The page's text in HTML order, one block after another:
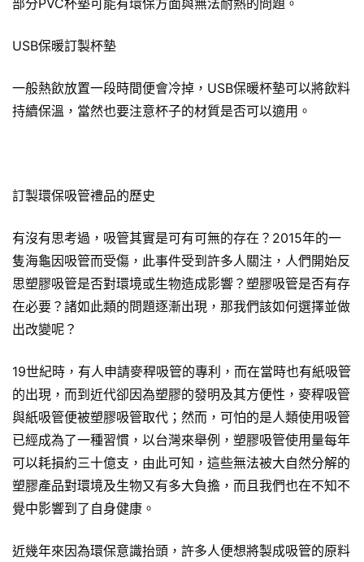
部分PVC杯墊可能有環保方面與無法耐熱的問題。
USB保暖訂製杯墊
一般熱飲放置一段時間便會冷掉，USB保暖杯墊可以將飲料
持續保溫，當然也要注意杯子的材質是否可以適用。
訂製環保吸管禮品的歷史
有沒有思考過，吸管其實是可有可無的存在？2015年的一
隻海龜因吸管而受傷，此事件受到許多人關注，人們開始反
思塑膠吸管是否對環境或生物造成影響？塑膠吸管是否有存
在必要？諸如此類的問題逐漸出現，那我們該如何選擇並做
出改變呢？
19世紀時，有人申請麥稈吸管的專利，而在當時也有紙吸管
的出現，而到近代卻因為塑膠的發明及其方便性，麥稈吸管
與紙吸管便被塑膠吸管取代；然而，可怕的是人類使用吸管
已經成為了一種習慣，以台灣來舉例，塑膠吸管使用量每年
可以耗損約三十億支，由此可知，這些無法被大自然分解的
塑膠產品對環境及生物又有多大負擔，而且我們也在不知不
覺中影響到了自身健康。
近幾年來因為環保意識抬頭，許多人便想將製成吸管的原料